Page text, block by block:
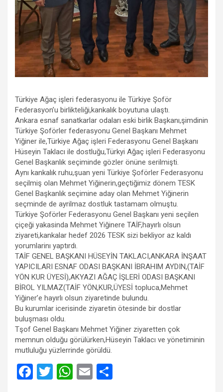
Türkiye Ağaç işleri federasyonu ile Türkiye Şoför
Federasyon’u birlikteliği,kankalık boyutuna ulaştı.
Ankara esnaf sanatkarlar odaları eski birlik Başkanı,şimdinin
Türkiye Şoförler federasyonu Genel Başkanı Mehmet
Yiğiner ile,Türkiye Ağaç işleri Federasyonu Genel Başkanı
Hüseyin Taklacı ile dostluğu,Türkyi Ağaç işleri Federasyonu
Genel Başkanlık seçiminde gözler önüne serilmişti.
Aynı kankalık ruhu,şuan yeni Türkiye Şoförler Federasyonu
seçilmiş olan Mehmet Yiğinerin,geçtiğimiz dönem TESK
Genel Başkanlık seçimine aday olan Mehmet Yiğinerin
seçminde de ayrilmaz dostluk tastamam olmuştu.
Türkiye Şoförler Federasyonu Genel Başkanı yeni seçilen
çiçeği yakasinda Mehmet Yiğinere TAİF,hayırlı olsun
ziyareti,kankalar hedef 2026 TESK sizi bekliyor az kaldı
yorumlarinı yaptırdı.
TAİF GENEL BAŞKANI HÜSEYİN TAKLACI,ANKARA İNŞAAT
YAPICILARI ESNAF ODASI BAŞKANI İBRAHIM AYDIN,(TAİF
YÖN KUR ÜYESİ),AKYAZI AĞAÇ İŞLERİ ODASI BAŞKANI
BİROL YILMAZ(TAİF YÖN,KUR,ÜYESİ topluca,Mehmet
Yiğiner’e hayırlı olsun ziyaretinde bulundu.
Bu kurumlar icerisinde ziyaretin ötesinde bir dostlar
buluşması oldu.
Tşof Genel Başkanı Mehmet Yiğiner ziyaretten çok
memnun olduğu görülürken,Hüseyin Taklacı ve yönetiminin
mutluluğu yüzlerrinde görüldü.
F
T
W E